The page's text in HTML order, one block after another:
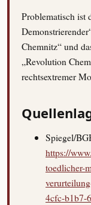
Problematisch ist
Chemnitz“ und
„Revolution
rechtsextremer
Spiegel/
https://
toedlicher-
4cfc-b1b7-